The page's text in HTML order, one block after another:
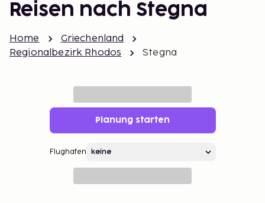
Reisen nach Stegna
Home
Griechenland
Regionalbezirk Rhodos
Stegna
Planung starten
Flughafen